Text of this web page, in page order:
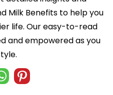
Milk Benefits to help you
life. Our easy-to-read
and empowered as you